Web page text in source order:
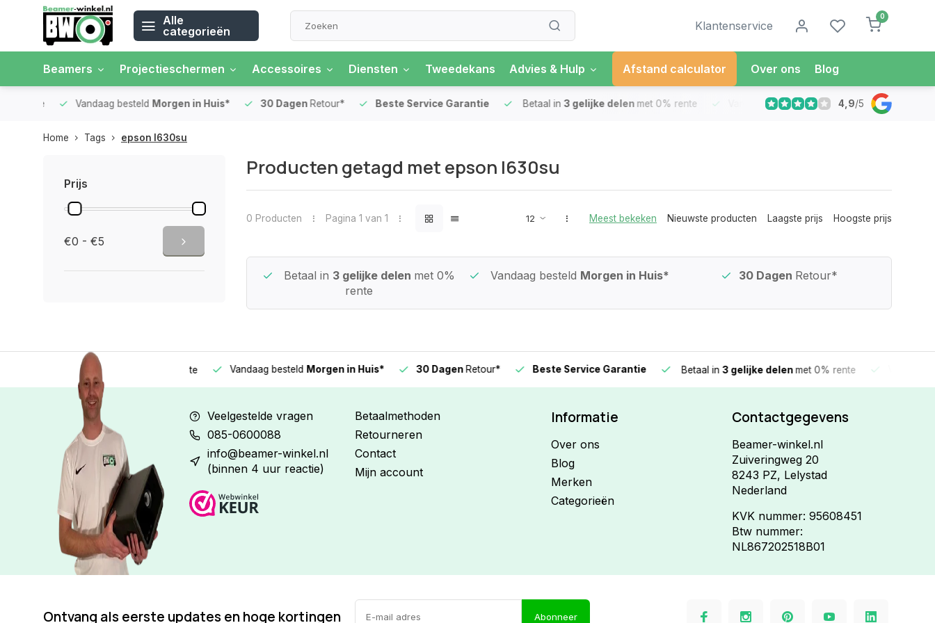
Alle
categorieën
Klantenservice
0
Beamers Projectieschermen Accessoires Diensten Tweedekans Advies & Hulp Afstand calculator Over ons Blog
Vandaag besteldMorgen in Huis* 30 DagenRetour* Beste Service Garantie Betaal in 3 gelijke delen met 0% rente Vandaag besteldMorgen in Huis*
4,9/5
Home Tags epson l630su
Prijs
€0 - €5
Producten getagd met epson l630su
0 Producten Pagina 1 van 1 Meest bekeken Nieuwste producten Laagste prijs Hoogste prijs
Beste Service Garantie Betaal in 3 gelijke delen met 0%
rente
Vandaag besteld Morgen in Huis* 30 Dagen Retour*
3 gelijke delen Vandaag besteldMorgen in Huis* 30 DagenRetour* Beste Service Garantie Betaal in3 gelijke delenmet 0% rente Vandaag
Veelgestelde vragen
085-0600088
info@beamer-winkel.nl
(binnen 4 uur reactie)
Betaalmethoden
Retourneren
Contact
Mijn account
Informatie
Over ons
Blog
Merken
Categorieën
Contactgegevens
Beamer-winkel.nl
Zuiveringweg 20
8243 PZ, Lelystad
Nederland
KVK nummer: 95608451
Btw nummer:
NL867202518B01
Ontvang als eerste updates en hoge kortingen Abonneer